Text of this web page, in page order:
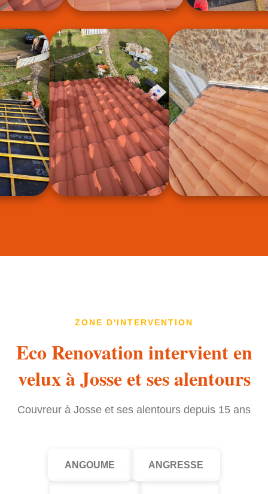
ZONE D'INTERVENTION
Eco Renovation intervient en
velux à Josse et ses alentours
Couvreur à Josse et ses alentours depuis 15 ans
ANGOUME ANGRESSE